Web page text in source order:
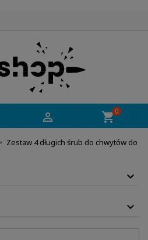
 shopping_cart0
Zestaw 4 długich śrub do chwytów do